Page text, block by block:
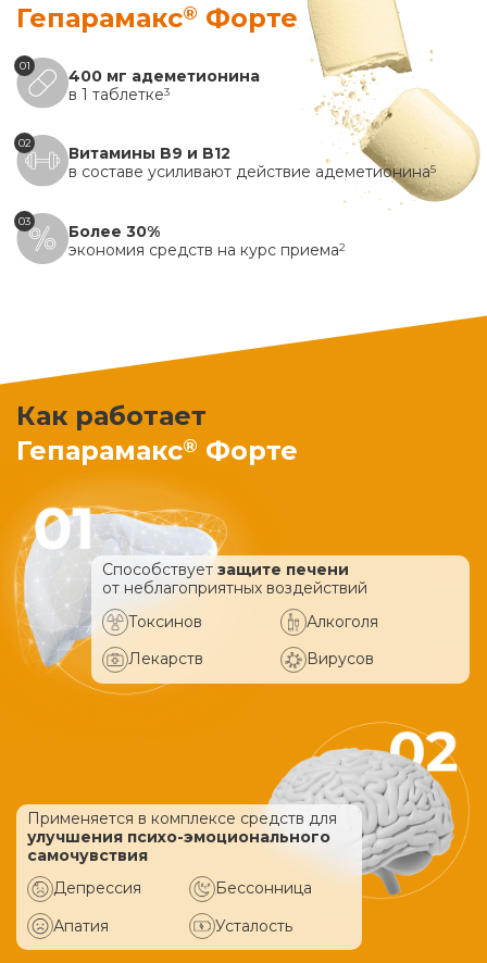
Гепарамакс® Форте
01
400 мг адеметионина
в 1 таблетке3
02
Витамины B9 и B12
в составе усиливают действие адеметионина5
03
Более 30%
экономия средств на курс приема2
Как работает
Гепарамакс® Форте
Способствует защите печени
от неблагоприятных воздействий
Токсинов
Алкоголя
Лекарств
Вирусов
Применяется в комплексе средств для
улучшения психо-эмоционального
самочувствия
Депрессия
Бессонница
Апатия
Усталость